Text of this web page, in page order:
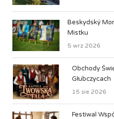
Beskydský
Mistku
5 wrz 2026
Obchody
Głubczycach
15 sie 2026
Festiwal